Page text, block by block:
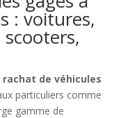
: voitures,
de véhicules
particuliers comme
gamme de